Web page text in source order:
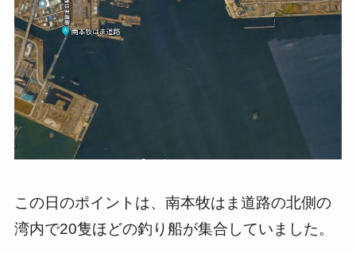
この日のポイントは、南本牧はま道路の北側の
湾内で20隻ほどの釣り船が集合していました。